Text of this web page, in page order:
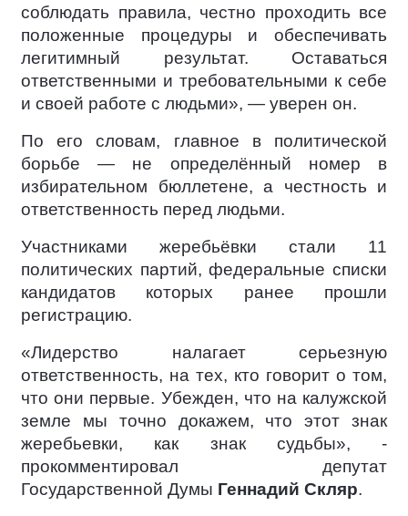
соблюдать правила, честно проходить все
положенные процедуры и обеспечивать
легитимный результат. Оставаться
ответственными и требовательными к себе
и своей работе с людьми», — уверен он.
По его словам, главное в политической
борьбе — не определённый номер в
избирательном бюллетене, а честность и
ответственность перед людьми.
Участниками жеребьёвки стали 11
политических партий, федеральные списки
кандидатов которых ранее прошли
регистрацию.
«Лидерство налагает серьезную
ответственность, на тех, кто говорит о том,
что они первые. Убежден, что на калужской
земле мы точно докажем, что этот знак
жеребьевки, как знак судьбы», -
прокомментировал депутат
Государственной Думы Геннадий Скляр.